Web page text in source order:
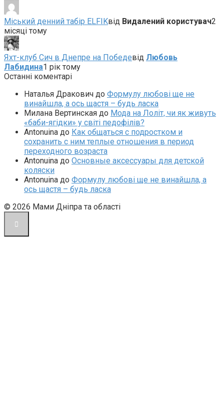
Міський денний табір ELFIKвід Видалений користувач2
місяці тому
Яхт-клуб Сич в Днепре на Победевід Любовь
Лабидина1 рік тому
Останні коментарі
Наталья Дракович до Формулу любові ще не
винайшла, а ось щастя – будь ласка
Милана Вертинская до Мода на Лоліт, чи як живуть
«баби-ягідки» у світі педофілів?
Antonuina до Как общаться с подростком и
сохранить с ним теплые отношения в период
переходного возраста
Antonuina до Основные аксессуары для детской
коляски
Antonuina до Формулу любові ще не винайшла, а
ось щастя – будь ласка
© 2026 Мами Дніпра та області